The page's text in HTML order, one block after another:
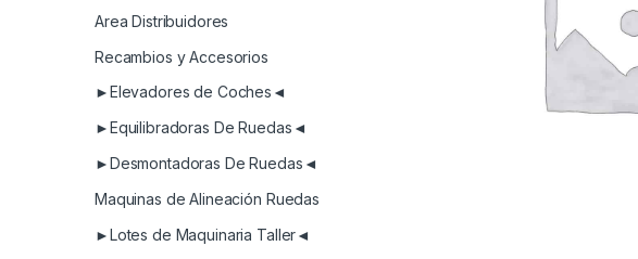
Area Distribuidores
Recambios y Accesorios
►Elevadores de Coches◄
►Equilibradoras De Ruedas◄
►Desmontadoras De Ruedas◄
Maquinas de Alineación Ruedas
►Lotes de Maquinaria Taller◄